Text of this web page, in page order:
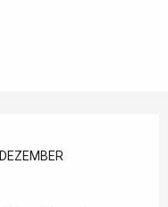
DEZEMBER